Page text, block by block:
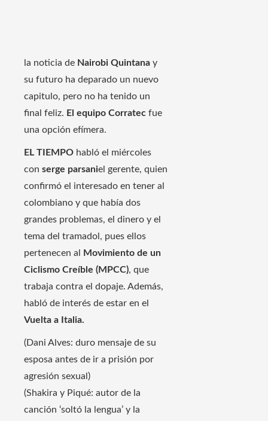
la noticia de Nairobi Quintana y
su futuro ha deparado un nuevo
capitulo, pero no ha tenido un
final feliz. El equipo Corratec fue
una opción efímera.
EL TIEMPO habló el miércoles
con serge parsaniel gerente, quien
confirmó el interesado en tener al
colombiano y que había dos
grandes problemas, el dinero y el
tema del tramadol, pues ellos
pertenecen al
Movimiento de un
Ciclismo Creíble (MPCC), que
trabaja contra el dopaje. Además,
habló de interés de estar en el
Vuelta a Italia.
(Dani Alves: duro mensaje de su
esposa antes de ir a prisión por
agresión sexual)
(Shakira y Piqué: autor de la
canción ‘soltó la lengua’ y la